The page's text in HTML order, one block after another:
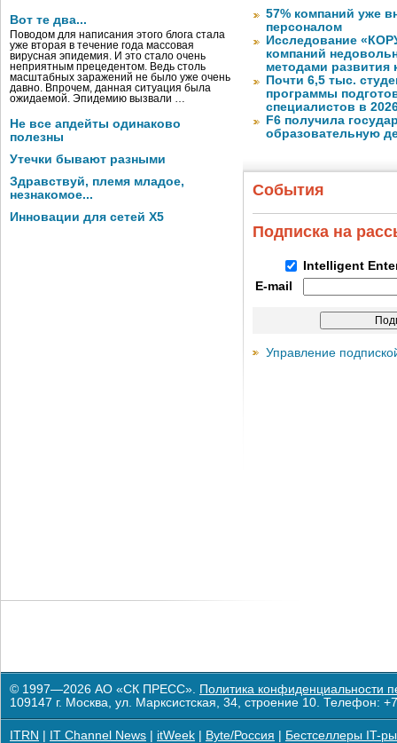
Вот те два...
Поводом для написания этого блога стала
уже вторая в течение года массовая
вирусная эпидемия. И это стало очень
неприятным прецедентом. Ведь столь
масштабных заражений не было уже очень
давно. Впрочем, данная ситуация была
ожидаемой. Эпидемию вызвали …
Не все апдейты одинаково
полезны
Утечки бывают разными
Здравствуй, племя младое,
незнакомое...
Инновации для сетей X5
57% компаний уже
персоналом
Исследование
компаний
методами развития
Почти 6,5 тыс.
программы
специалистов в
F6 получила
образовательную
События
Подписка на
Intelligent
E-mail
Управление
© 1997—2026 АО «СК ПРЕСС». Политика конфиденциальности
109147 г. Москва, ул. Марксистская, 34, строение 10. Телефон:
ITRN IT Channel News itWeek Byte/Россия Бестселлеры IT-